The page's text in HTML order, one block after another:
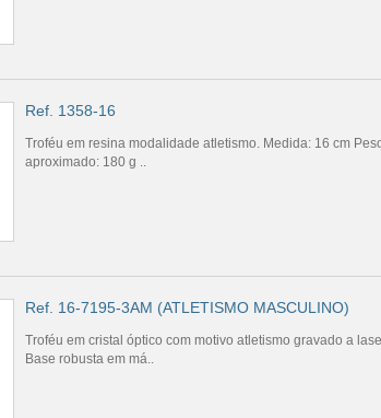
Ref. 1358-16
Troféu em resina modalidade atletismo. Medida: 16 cm
aproximado: 180 g ..
Ref. 16-7195-3AM (ATLETISMO MASCULINO)
Troféu em cristal óptico com motivo atletismo gravado a
Base robusta em má..